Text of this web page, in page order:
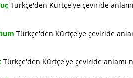
Türkçe'den Kürtçe'ye çeviride
Türkçe'den Kürtçe'ye çeviride
Türkçe'den Kürtçe'ye çeviride anlamı